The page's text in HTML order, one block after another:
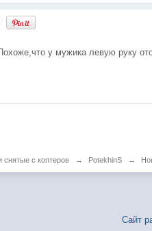
у мужика левую руку
снятые с коптеров → PotekhinS →
Сайт